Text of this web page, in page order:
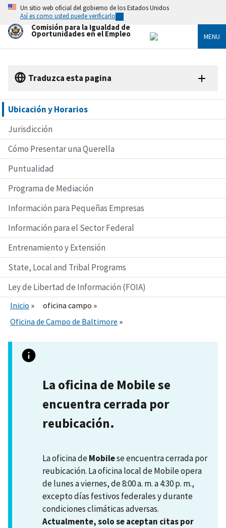
Skip
main
content
Un sitio web oficial del gobierno de los Estados Unidos
Así es como usted puede verificarlo
Comisión para la Igualdad de
Oportunidades en el Empleo MENU
Traduzca esta pagina
Ubicación y Horarios
Jurisdicción
Cómo Presentar una Querella
Puntualidad
Programa de Mediación
Información para Pequeñas Empresas
Información para el Sector Federal
Entrenamiento y Extensión
State, Local and Tribal Programs
Ley de Libertad de Información (FOIA)
Inicio
oficina campo
Oficina de Campo de Baltimore
La oficina de Mobile se
encuentra cerrada por
reubicación.
La oficina deMobilese encuentra cerrada por
reubicación. La oficina local de Mobile opera
de lunes a viernes, de 8:00 a. m. a 4:30 p. m.,
excepto días festivos federales y durante
condiciones climáticas adversas.
Actualmente, solo se aceptan citas por